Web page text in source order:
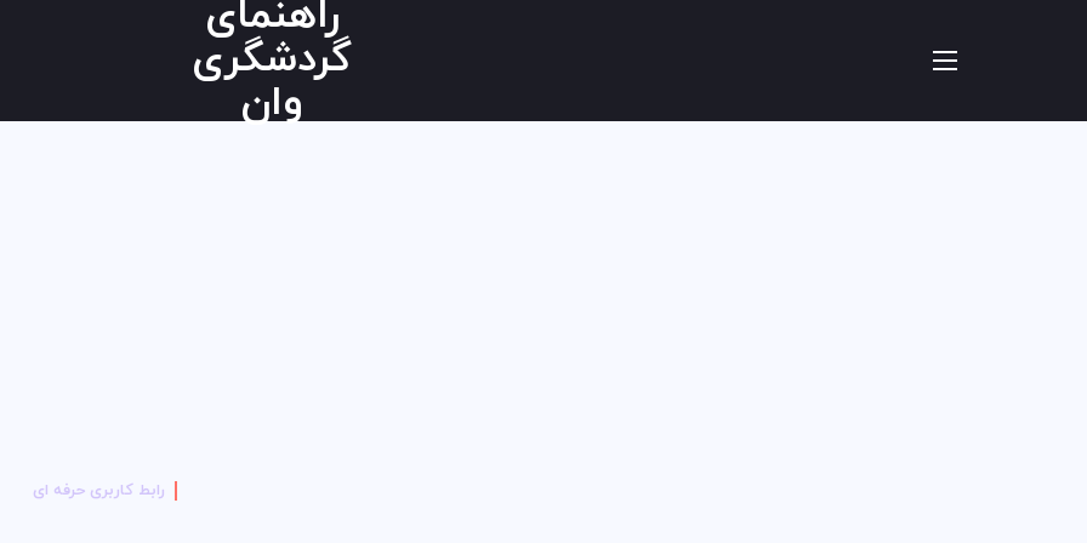
راهنمای
گردشگری
وان
رابط کاربری حرفه ای